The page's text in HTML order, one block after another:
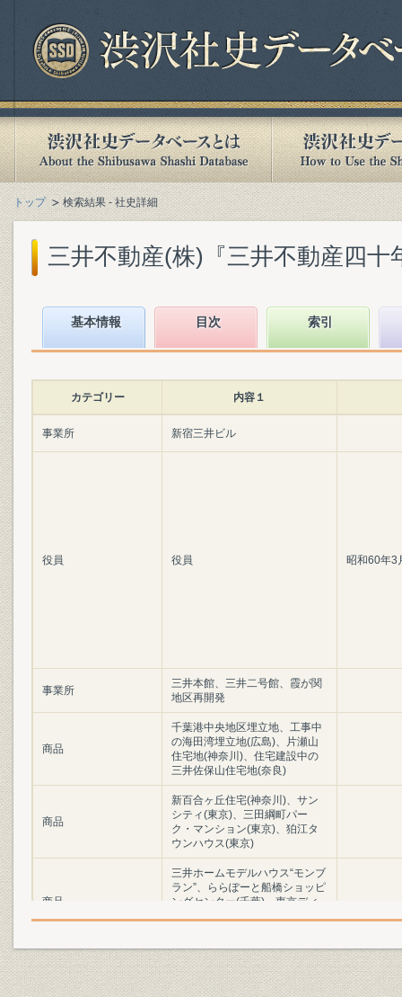
トップ 検索結果 - 社史詳細
三井不動産(株)『三井不動産四十
基本情報 目次 索引
カテゴリー 内容１
事業所 新宿三井ビル
役員 役員 昭和60年3
事業所
三井本館、三井二号館、霞が関
地区再開発
商品
千葉港中央地区埋立地、工事中
の海田湾埋立地(広島)、片瀬山
住宅地(神奈川)、住宅建設中の
三井佐保山住宅地(奈良)
商品
新百合ヶ丘住宅(神奈川)、サン
シティ(東京)、三田綱町パー
ク・マンション(東京)、狛江タ
ウンハウス(東京)
商品
三井ホームモデルハウス“モンブ
ラン”、ららぽーと船橋ショッピ
ングセンター(千葉)、東京ディ
ズニーランド、三井の森蓼科ゴ
商品
ハレクラニ・ホテル(ハワイ)、
AT&Tセンター(ロスアンゼルス)